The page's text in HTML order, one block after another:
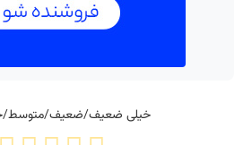
خیلی ضعیف/ضعیف/متوسط/